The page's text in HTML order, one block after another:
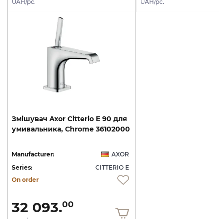
UAH/pc. UAH/pc.
Змішувач Axor Citterio E 90 для
умивальника, Chrome 36102000
Manufacturer:
AXOR
Series:
CITTERIO E
On order
32 093.00